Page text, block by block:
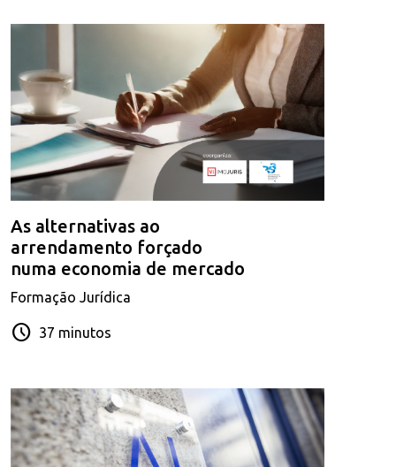
As alternativas ao
arrendamento forçado
numa economia de mercado
Formação Jurídica
schedule 37 minutos